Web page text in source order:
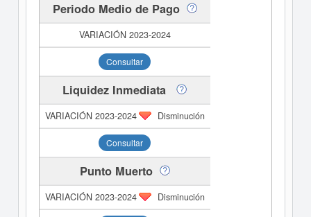
Periodo Medio de Pago
Consultar
Liquidez Inmediata
Disminución
Consultar
Punto Muerto
Disminución